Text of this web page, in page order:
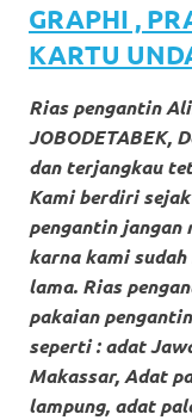
Wiht
80%
Discount
replica
watches.
click
fake
watches.
GRAPHI ,
KARTU
Rias pengantin
JOBODETABEK,
dan terjangkau
Kami berdiri
pengantin jangan
karna kami
lama. Rias
pakaian
seperti : adat
Makassar, Adat
lampung, adat